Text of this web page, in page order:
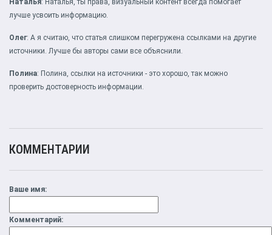
Наталья: Наталья, ты права, визуальный контент всегда помогает
лучше усвоить информацию.
Олег: А я считаю, что статья слишком перегружена ссылками на другие
источники. Лучше бы авторы сами все объяснили.
Полина: Полина, ссылки на источники - это хорошо, так можно
проверить достоверность информации.
КОММЕНТАРИИ
Ваше имя:
Комментарий: